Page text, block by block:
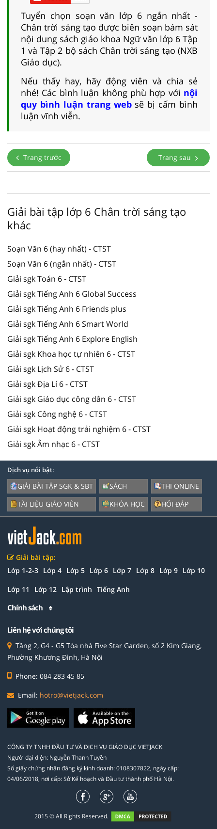
Tuyển chọn soạn văn lớp 6 ngắn nhất -
Chân trời sáng tạo được biên soạn bám sát
nội dung sách giáo khoa Ngữ văn lớp 6 Tập
1 và Tập 2 bộ sách Chân trời sáng tạo (NXB
Giáo dục).
Nếu thấy hay, hãy động viên và chia sẻ
nhé! Các bình luận không phù hợp với nội
quy bình luận trang websẽ bị cấm bình
luận vĩnh viễn.
Trang trước Trang sau
Giải bài tập lớp 6 Chân trời sáng tạo
khác
Soạn Văn 6 (hay nhất) - CTST
Soạn Văn 6 (ngắn nhất) - CTST
Giải sgk Toán 6 - CTST
Giải sgk Tiếng Anh 6 Global Success
Giải sgk Tiếng Anh 6 Friends plus
Giải sgk Tiếng Anh 6 Smart World
Giải sgk Tiếng Anh 6 Explore English
Giải sgk Khoa học tự nhiên 6 - CTST
Giải sgk Lịch Sử 6 - CTST
Giải sgk Địa Lí 6 - CTST
Giải sgk Giáo dục công dân 6 - CTST
Giải sgk Công nghệ 6 - CTST
Giải sgk Hoạt động trải nghiệm 6 - CTST
Giải sgk Âm nhạc 6 - CTST
Dịch vụ nổi bật:
GIẢI BÀI TẬP SGK & SBT
TÀI LIỆU GIÁO VIÊN
SÁCH
KHÓA HỌC
THI ONLINE
HỎI ĐÁP
Giải bài tập:
Lớp 1-2-3 Lớp 4 Lớp 5 Lớp 6 Lớp 7 Lớp 8 Lớp 9 Lớp 10
Lớp 11 Lớp 12 Lập trình Tiếng Anh
Chính sách
Liên hệ với chúng tôi
Tầng 2, G4 - G5 Tòa nhà Five Star Garden, số 2 Kim Giang,
Phường Khương Đình, Hà Nội
Phone: 084 283 45 85
Email: hotro@vietjack.com
CÔNG TY TNHH ĐẦU TƯ VÀ DỊCH VỤ GIÁO DỤC VIETJACK
Người đại diện: Nguyễn Thanh Tuyền
Số giấy chứng nhận đăng ký kinh doanh: 0108307822, ngày cấp:
04/06/2018, nơi cấp: Sở Kế hoạch và Đầu tư thành phố Hà Nội.
2015 © All Rights Reserved.